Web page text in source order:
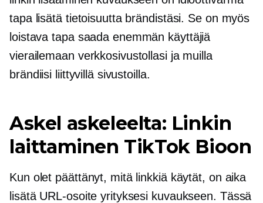
tapa lisätä tietoisuutta brändistäsi. Se on myös
loistava tapa saada enemmän käyttäjiä
vierailemaan verkkosivustollasi ja muilla
brändiisi liittyvillä sivustoilla.
Askel askeleelta: Linkin
laittaminen TikTok Bioon
Kun olet päättänyt, mitä linkkiä käytät, on aika
lisätä URL-osoite yrityksesi kuvaukseen. Tässä